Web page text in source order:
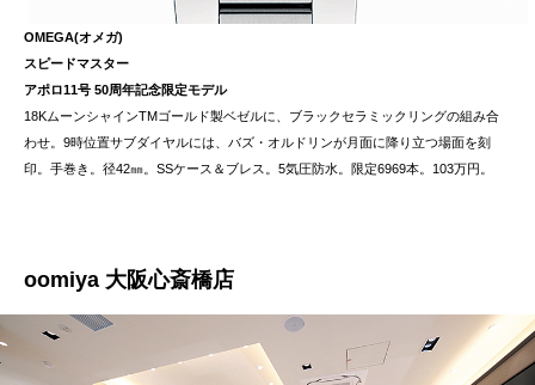
OMEGA(オメガ)
スピードマスター
アポロ11号 50周年記念限定モデル
18KムーンシャインTMゴールド製ベゼルに、ブラックセラミックリングの組み合
わせ。9時位置サブダイヤルには、バズ・オルドリンが月面に降り立つ場面を刻
印。手巻き。径42㎜。SSケース＆ブレス。5気圧防水。限定6969本。103万円。
oomiya 大阪心斎橋店